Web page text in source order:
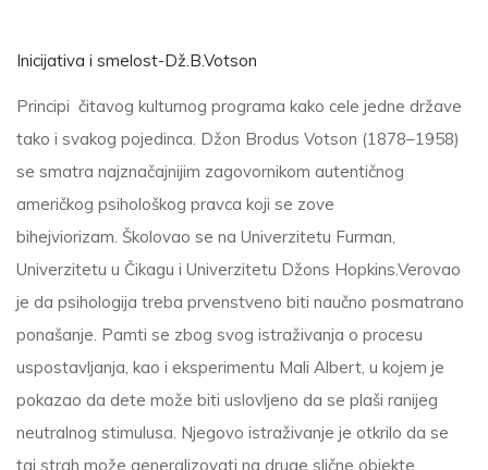
Inicijativa i smelost-Dž.B.Votson
Principi čitavog kulturnog programa kako cele jedne države
tako i svakog pojedinca. Džon Brodus Votson (1878–1958)
se smatra najznačajnijim zagovornikom autentičnog
američkog psihološkog pravca koji se zove
bihejviorizam. Školovao se na Univerzitetu Furman,
Univerzitetu u Čikagu i Univerzitetu Džons Hopkins.Verovao
je da psihologija treba prvenstveno biti naučno posmatrano
ponašanje. Pamti se zbog svog istraživanja o procesu
uspostavljanja, kao i eksperimentu Mali Albert, u kojem je
pokazao da dete može biti uslovljeno da se plaši ranijeg
neutralnog stimulusa. Njegovo istraživanje je otkrilo da se
taj strah može generalizovati na druge slične objekte.